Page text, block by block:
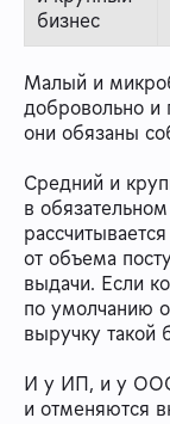
бизнес
Малый и
добровольно и
они обязаны
Средний и
в
от объема
выдачи. Если
по умолчанию
выручку такой
И у ИП, и у ООО
и отменяются